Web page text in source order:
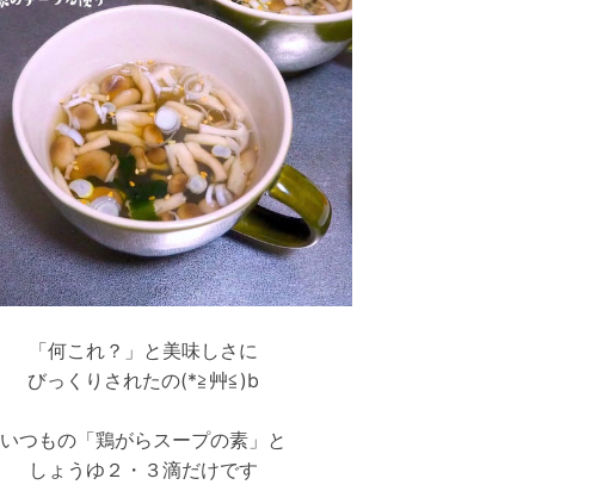
「何これ？」と美味しさに
びっくりされたの(*≧艸≦)b
いつもの「鶏がらスープの素」と
しょうゆ２・３滴だけです